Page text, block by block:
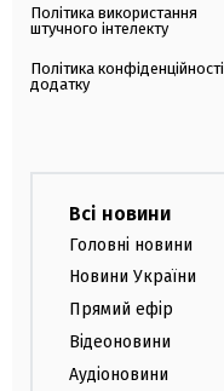
Політика використання
штучного інтелекту
Політика конфіденційності
додатку
Всі новини
Головні новини
Новини України
Прямий ефір
Відеоновини
Аудіоновини